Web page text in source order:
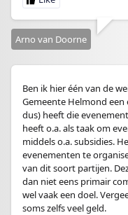
Arno van Doorne
Ben ik hier één van de
Gemeente Helmond
dus) heeft die
heeft o.a. als taak om
middels o.a. subsidies.
evenementen te
van dit soort partijen.
dan niet eens primair
wel vaak een doel.
soms zelfs veel geld.